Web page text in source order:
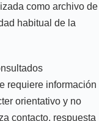
como archivo de
habitual de la
requiere información
orientativo y no
contacto, respuesta